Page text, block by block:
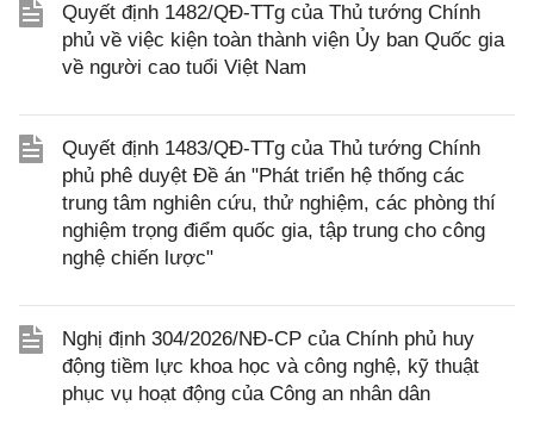
Quyết định 1482/QĐ-TTg của Thủ tướng Chính
phủ về việc kiện toàn thành viện Ủy ban Quốc gia
về người cao tuổi Việt Nam
Quyết định 1483/QĐ-TTg của Thủ tướng Chính
phủ phê duyệt Đề án "Phát triển hệ thống các
trung tâm nghiên cứu, thử nghiệm, các phòng thí
nghiệm trọng điểm quốc gia, tập trung cho công
nghệ chiến lược"
Nghị định 304/2026/NĐ-CP của Chính phủ huy
động tiềm lực khoa học và công nghệ, kỹ thuật
phục vụ hoạt động của Công an nhân dân